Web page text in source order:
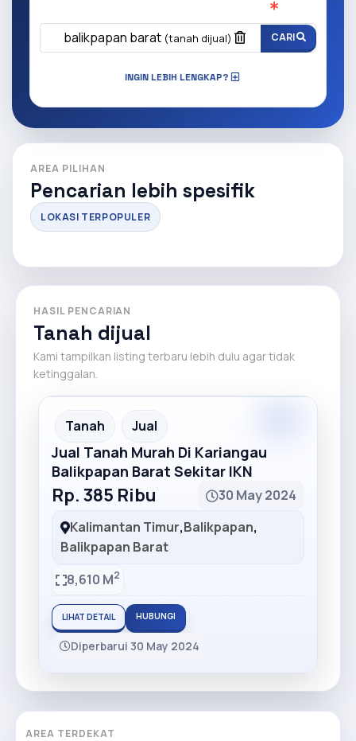
balikpapan barat (tanah dijual) CARI
INGIN LEBIH LENGKAP?
AREA PILIHAN
Pencarian lebih spesifik
LOKASI TERPOPULER
HASIL PENCARIAN
Tanah dijual
Kami tampilkan listing terbaru lebih dulu agar tidak
ketinggalan.
Recommended
Tanah Jual
Jual Tanah Murah Di Kariangau
Balikpapan Barat Sekitar IKN
Rp. 385 Ribu
30 May 2024
Kalimantan Timur,Balikpapan,
Balikpapan Barat
8,610 M2
LIHAT DETAIL HUBUNGI
Diperbarui 30 May 2024
AREA TERDEKAT